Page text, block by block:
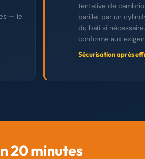
— le
tentative de
barillet par un
du bâti si
conforme aux
Sécurisation après
20 minutes